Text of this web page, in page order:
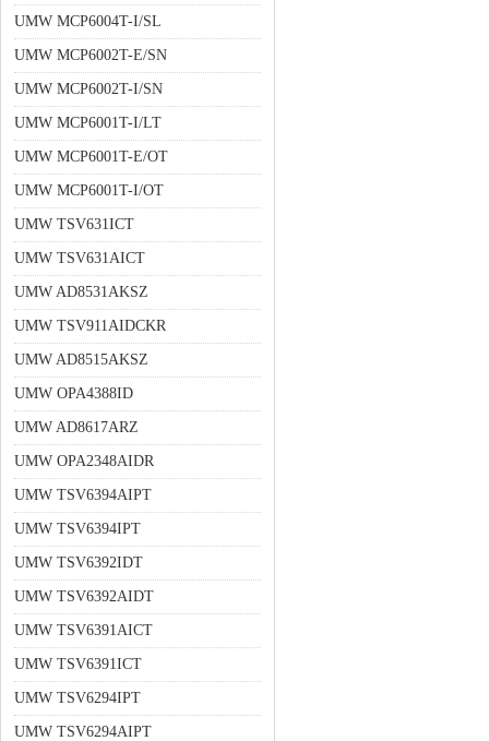
UMW MCP6004T-I/SL
UMW MCP6002T-E/SN
UMW MCP6002T-I/SN
UMW MCP6001T-I/LT
UMW MCP6001T-E/OT
UMW MCP6001T-I/OT
UMW TSV631ICT
UMW TSV631AICT
UMW AD8531AKSZ
UMW TSV911AIDCKR
UMW AD8515AKSZ
UMW OPA4388ID
UMW AD8617ARZ
UMW OPA2348AIDR
UMW TSV6394AIPT
UMW TSV6394IPT
UMW TSV6392IDT
UMW TSV6392AIDT
UMW TSV6391AICT
UMW TSV6391ICT
UMW TSV6294IPT
UMW TSV6294AIPT